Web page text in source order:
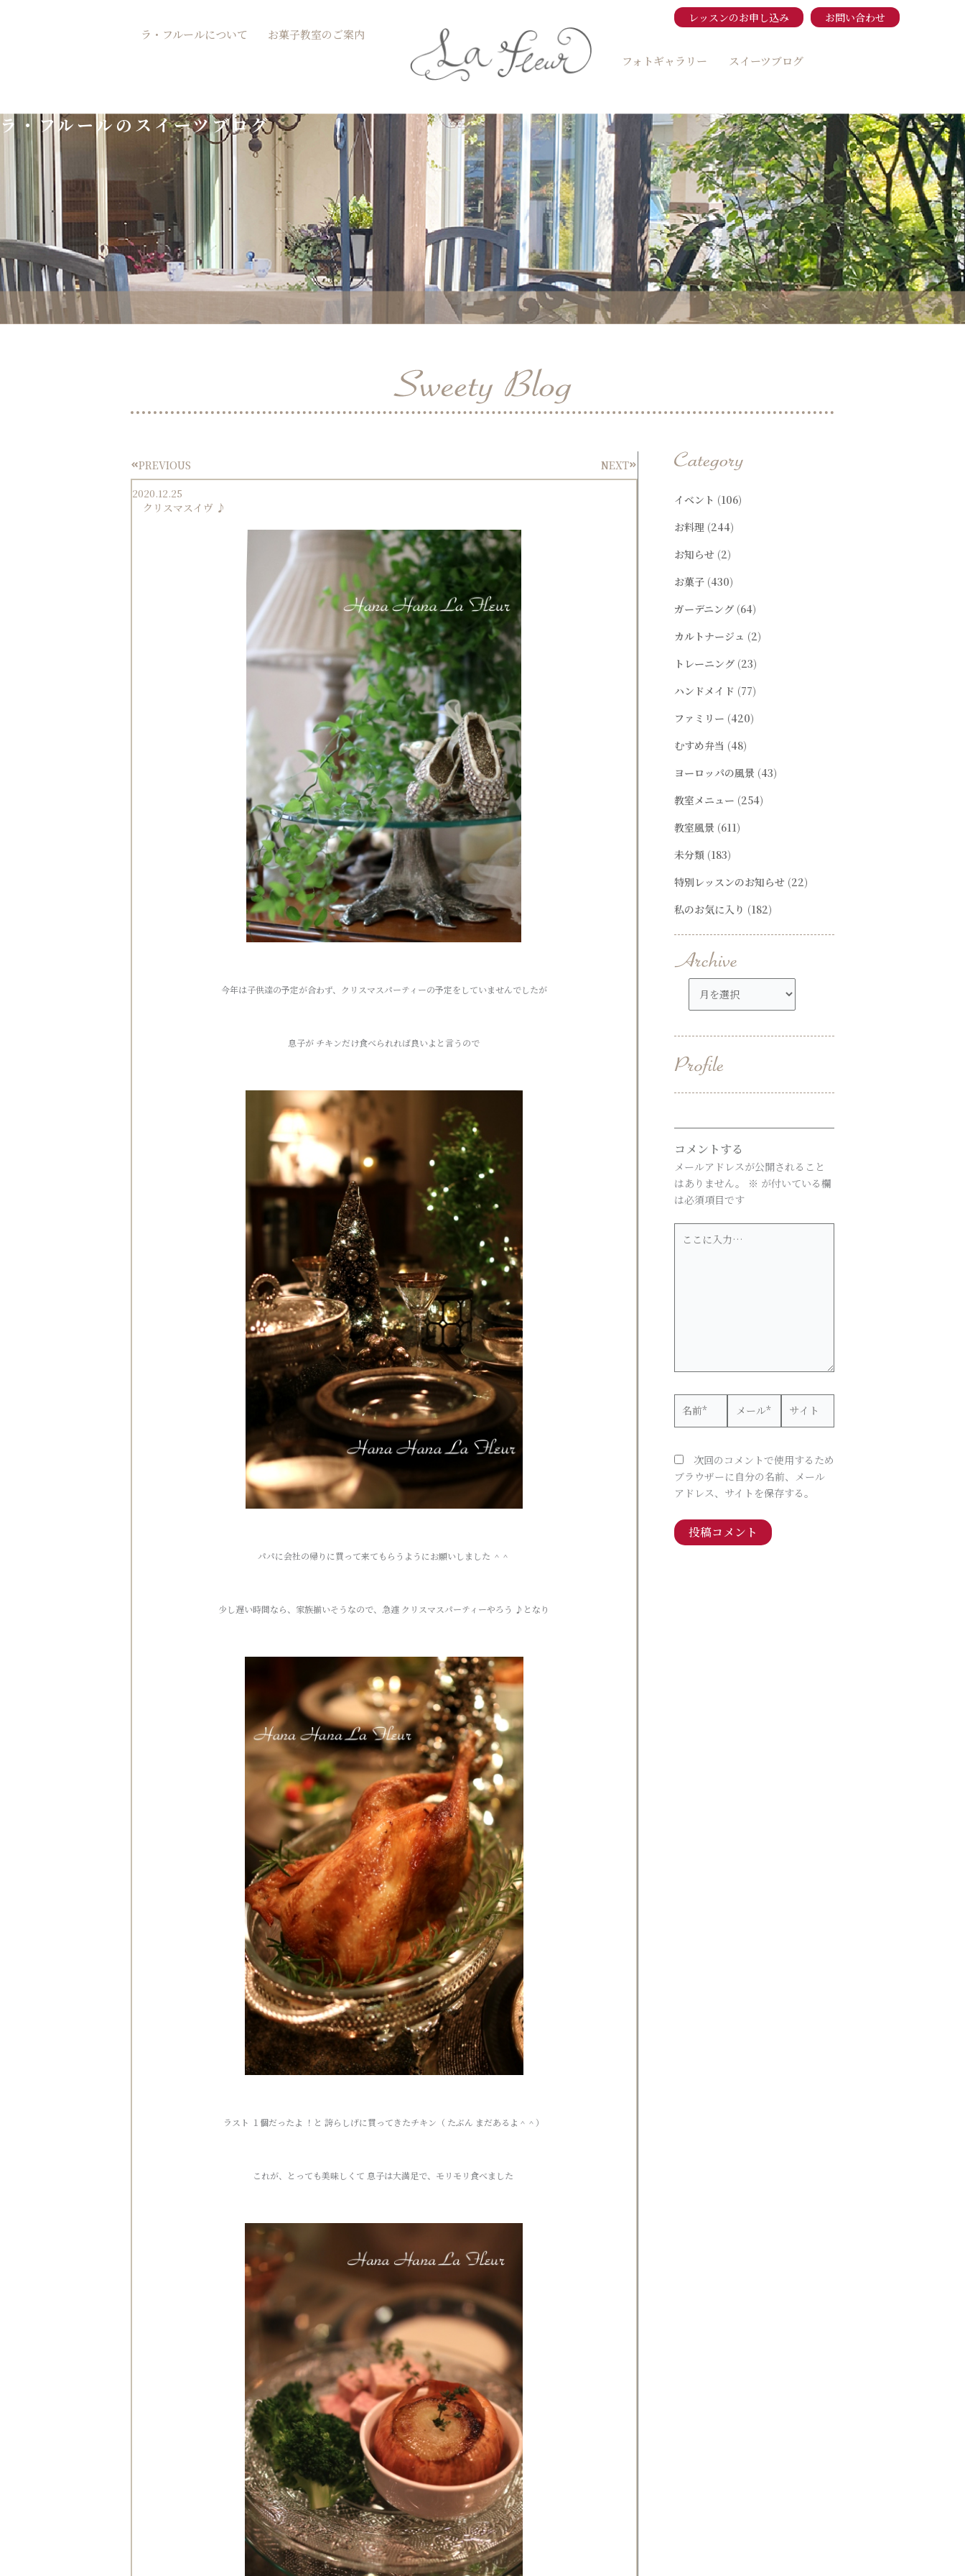
キ
レッスンのお申し込み お問い合わせ
ラ・フルールについて お菓子教室のご案内 Open お菓子教室のご案内
フォトギャラリー スイーツブログ
ラ・フルールのスイーツブログ
PrevPREVIOUS NEXTNext
2020.12.25
クリスマスイヴ ♪
今年は子供達の予定が合わず、クリスマスパーティーの予定をしていませんでしたが
息子が チキンだけ食べられれば良いよと言うので
パパに会社の帰りに買って来てもらうようにお願いしました ＾＾
少し遅い時間なら、家族揃いそうなので、急遽 クリスマスパーティーやろう ♪となり
ラスト １個だったよ ！と 誇らしげに買ってきたチキン（ たぶん まだあるよ＾＾）
これが、とっても美味しくて 息子は大満足で、モリモリ食べました
イベント (106)
お料理 (244)
お知らせ (2)
お菓子(430)
ガーデニング(64)
カルトナージュ (2)
トレーニング(23)
ハンドメイド (77)
ファミリー (420)
むすめ弁当 (48)
ヨーロッパの風景 (43)
教室メニュー (254)
教室風景 (611)
未分類(183)
特別レッスンのお知らせ (22)
私のお気に入り (182)
カ
ブ
コメントする
メールアドレスが公開されること
はありません。
※ が付いている欄
は必須項目です
前
次回のコメントで使用するため
ブラウザーに自分の名前、メール
アドレス、サイトを保存する。